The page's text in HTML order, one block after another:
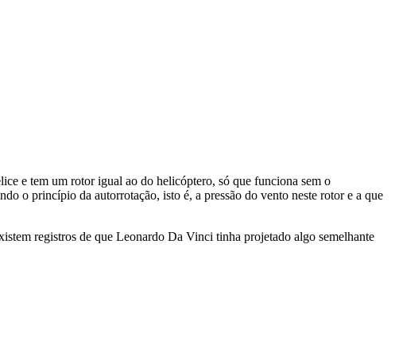
e tem um rotor igual ao do helicóptero, só que funciona sem o
o princípio da autorrotação, isto é, a pressão do vento neste rotor e a que
registros de que Leonardo Da Vinci tinha projetado algo semelhante